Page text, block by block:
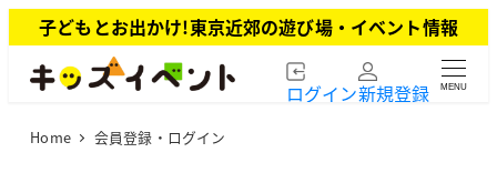
イ
子どもとお出かけ!東京近郊の遊び場・イベント情報
ログイン新規登録 MENU
Home 会員登録・ログイン